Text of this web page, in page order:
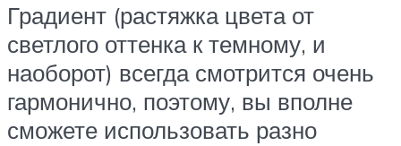
Градиент (растяжка цвета от
светлого оттенка к темному, и
наоборот) всегда смотрится очень
гармонично, поэтому, вы вполне
сможете использовать разно